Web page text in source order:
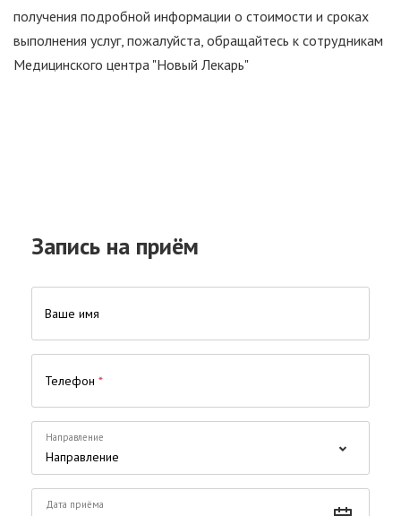
получения подробной информации о стоимости и сроках
выполнения услуг, пожалуйста, обращайтесь к сотрудникам
Медицинского центра "Новый Лекарь"
Запись на приём
Ваше имя
Телефон *
Направление
Дата приёма